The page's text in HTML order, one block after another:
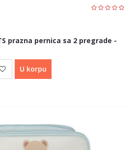
prazna pernica sa 2 pregrade -
U korpu